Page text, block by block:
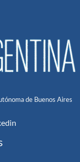
de Buenos Aires